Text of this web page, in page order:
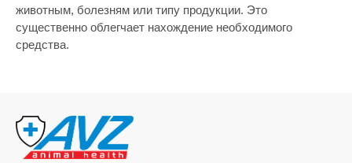
животным, болезням или типу продукции. Это
существенно облегчает нахождение необходимого
средства.